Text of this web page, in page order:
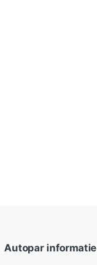
Autopar informatie